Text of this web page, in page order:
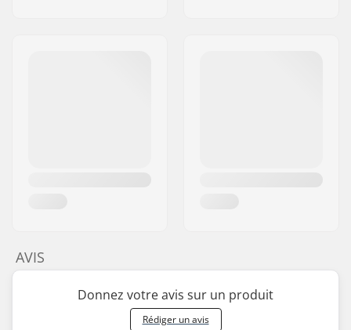
AVIS
Donnez votre avis sur un produit
Rédiger un avis